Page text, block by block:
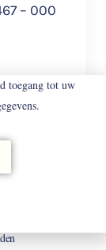
– 000
toegang tot uw